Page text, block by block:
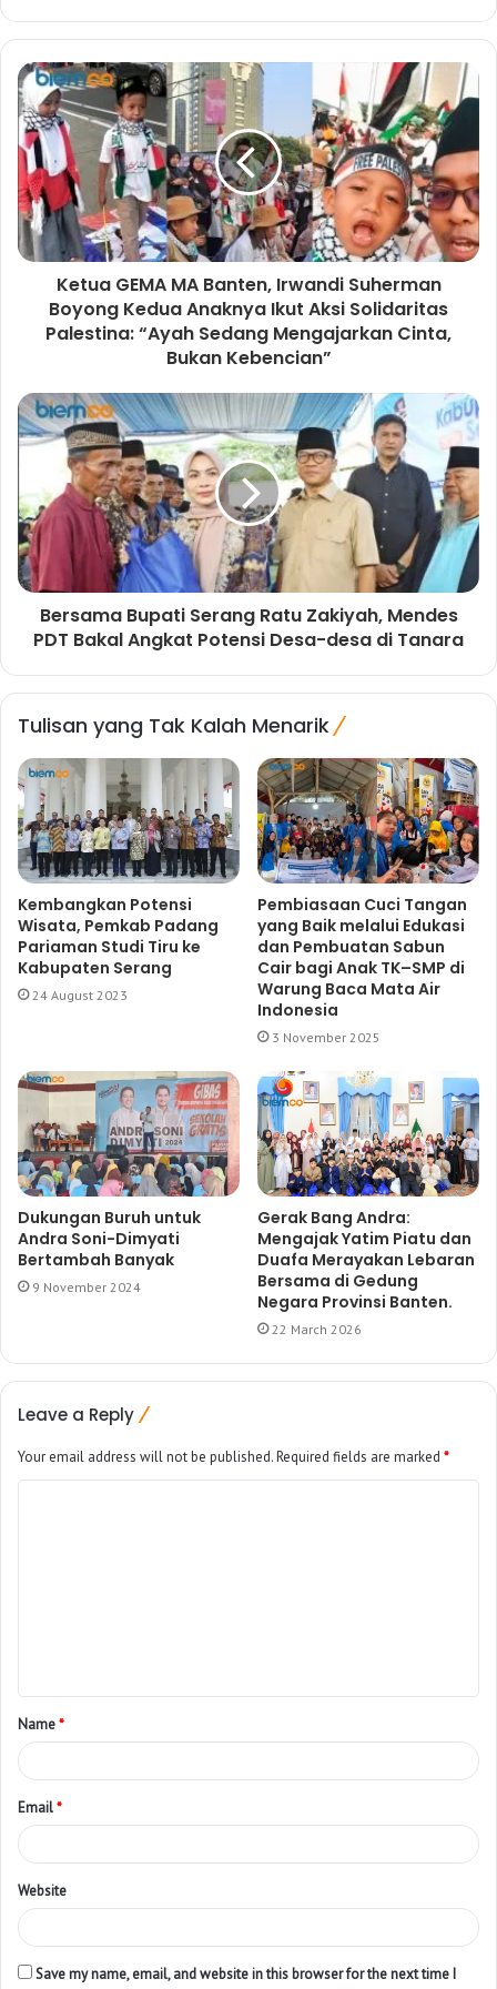
e
b
s
i
t
e
a
c
o
o
k
s
t
r
a
m
Ketua GEMA MA Banten, Irwandi Suherman
Boyong Kedua Anaknya Ikut Aksi Solidaritas
Palestina: “Ayah Sedang Mengajarkan Cinta,
Bukan Kebencian”
Bersama Bupati Serang Ratu Zakiyah, Mendes
PDT Bakal Angkat Potensi Desa-desa di Tanara
Tulisan yang Tak Kalah Menarik
Kembangkan Potensi
Wisata, Pemkab Padang
Pariaman Studi Tiru ke
Kabupaten Serang
24 August 2023
Pembiasaan Cuci Tangan
yang Baik melalui Edukasi
dan Pembuatan Sabun
Cair bagi Anak TK–SMP di
Warung Baca Mata Air
Indonesia
3 November 2025
Dukungan Buruh untuk
Andra Soni-Dimyati
Bertambah Banyak
9 November 2024
Gerak Bang Andra:
Mengajak Yatim Piatu dan
Duafa Merayakan Lebaran
Bersama di Gedung
Negara Provinsi Banten.
22 March 2026
Leave a Reply
Your email address will not be published.Required fields are marked *
Name*
Email*
Website
Save my name, email, and website in this browser for the next time I